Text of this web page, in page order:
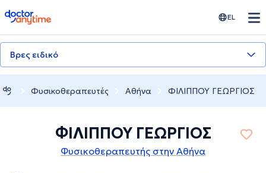
doctoranytime EL
Βρες ειδικό
Φυσικοθεραπευτές Αθήνα ΦΙΛΙΠΠΟΥ ΓΕΩΡΓΙΟΣ
ΦΙΛΙΠΠΟΥ ΓΕΩΡΓΙΟΣ
Φυσικοθεραπευτής στην Αθήνα